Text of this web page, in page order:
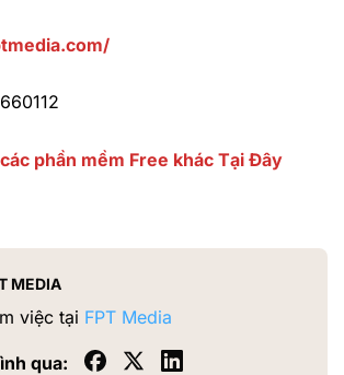
phần mềm Free khác Tại Đây
MEDIA
việc tại FPT Media
qua: